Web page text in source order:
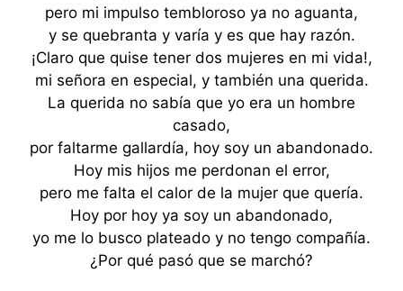
pero mi impulso tembloroso ya no aguanta,
y se quebranta y varía y es que hay razón.
¡Claro que quise tener dos mujeres en mi vida!,
mi señora en especial, y también una querida.
La querida no sabía que yo era un hombre
casado,
por faltarme gallardía, hoy soy un abandonado.
Hoy mis hijos me perdonan el error,
pero me falta el calor de la mujer que quería.
Hoy por hoy ya soy un abandonado,
yo me lo busco plateado y no tengo compañía.
¿Por qué pasó que se marchó?